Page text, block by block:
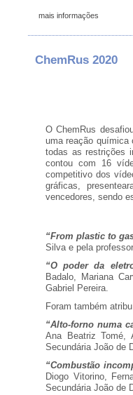
mais informações
ChemRus 2020
O ChemRus
uma reação química
todas as restrições
contou com 16
competitivo dos
gráficas,
vencedores, sendo
“From plastic to
Silva e pela
“O poder da
Badalo, Mariana
Gabriel Pereira.
Foram também
“Alto-forno numa
Ana Beatriz Tomé,
Secundária João de
“Combustão
Diogo Vitorino,
Secundária João de